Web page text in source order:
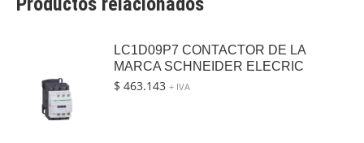
LC1D09P7 CONTACTOR DE LA
MARCA SCHNEIDER ELECRIC
$ 463.143 + IVA